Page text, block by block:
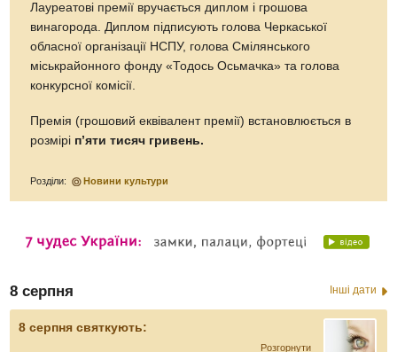
Лауреатові премії вручається диплом і грошова
винагорода. Диплом підписують голова Черкаської
обласної організації НСПУ, голова Смілянського
міськрайонного фонду «Тодось Осьмачка» та голова
конкурсної комісії.
Премія (грошовий еквівалент премії) встановлюється в
розмірі п’яти тисяч гривень.
Розділи: Новини культури
8 серпня Інші дати
8 серпня святкують:
Розгорнути